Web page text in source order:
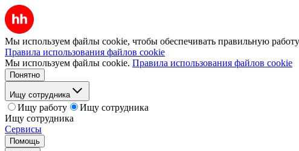
Мы используем файлы cookie, чтобы обеспечивать правильную
Правила использования файлов cookie
Мы используем файлы cookie. Правила использования файлов cookie
Понятно
Ищу сотрудника
Ищу работу
Ищу сотрудника
Ищу сотрудника
Сервисы
Помощь